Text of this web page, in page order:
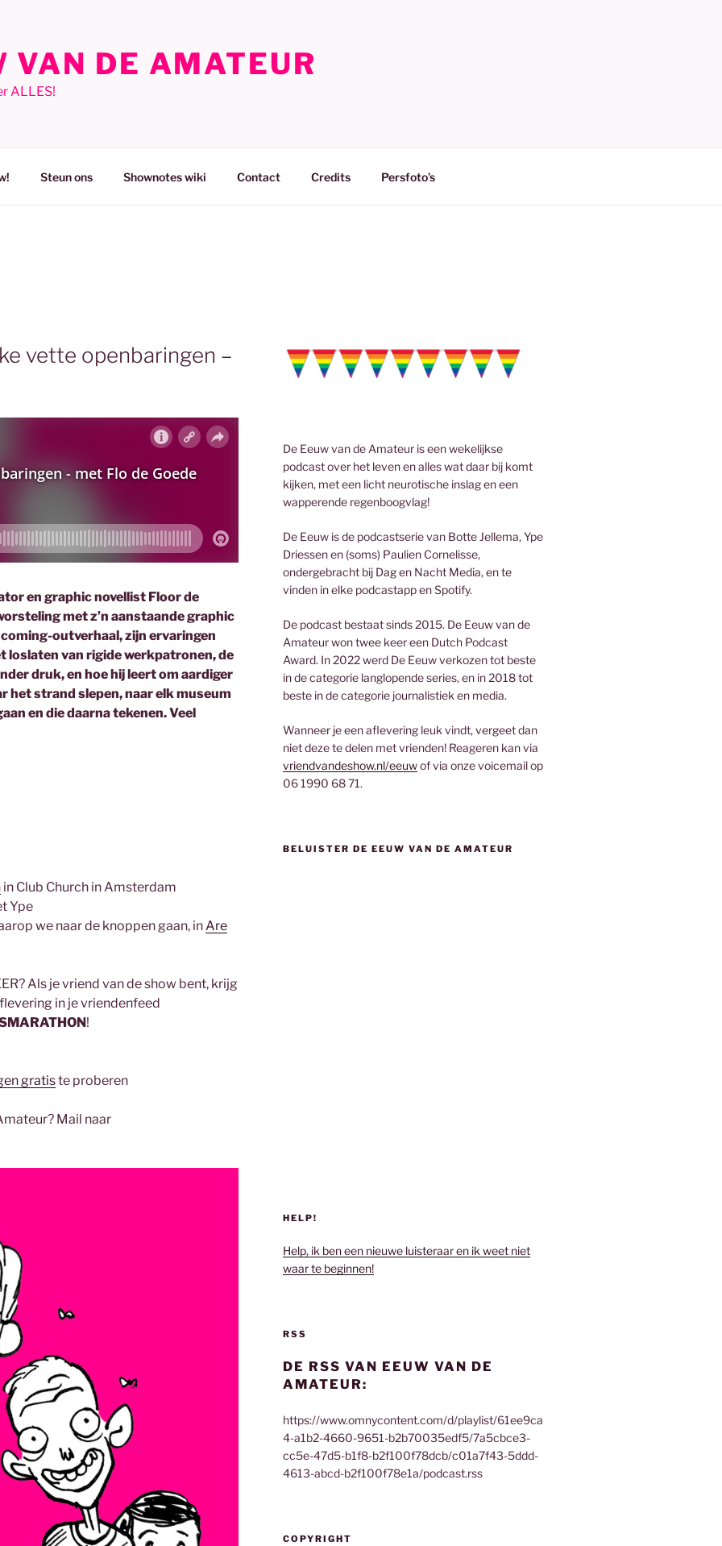
VAN DE AMATEUR
ALLES!
Steun ons Shownotes wiki Contact Credits Persfoto’s
vette openbaringen –
en graphic novellist Floor de
met z’n aanstaande graphic
outverhaal, zijn ervaringen
loslaten van rigide werkpatronen, de
druk, en hoe hij leert om aardiger
het strand slepen, naar elk museum
en die daarna tekenen. Veel
in Club Church in Amsterdam
Ype
we naar de knoppen gaan, in Are
Als je vriend van de show bent, krijg
in je vriendenfeed
!
gratiste proberen
Mail naar
De Eeuw van de Amateur is een wekelijkse
podcast over het leven en alles wat daar bij komt
kijken, met een licht neurotische inslag en een
wapperende regenboogvlag!
De Eeuw is de podcastserie van Botte Jellema, Ype
Driessen en (soms) Paulien Cornelisse,
ondergebracht bij Dag en Nacht Media, en te
vinden in elke podcastapp en Spotify.
De podcast bestaat sinds 2015. De Eeuw van de
Amateur won twee keer een Dutch Podcast
Award. In 2022 werd De Eeuw verkozen tot beste
in de categorie langlopende series, en in 2018 tot
beste in de categorie journalistiek en media.
Wanneer je een aflevering leuk vindt, vergeet dan
niet deze te delen met vrienden! Reageren kan via
vriendvandeshow.nl/eeuwof via onze voicemail op
06 1990 68 71.
BELUISTER DE EEUW VAN DE AMATEUR
HELP!
Help, ik ben een nieuwe luisteraar en ik weet niet
waar te beginnen!
RSS
DE RSS VAN EEUW VAN DE
AMATEUR:
https://www.omnycontent.com/d/playlist/61ee9ca
4-a1b2-4660-9651-b2b70035edf5/7a5cbce3-
cc5e-47d5-b1f8-b2f100f78dcb/c01a7f43-5ddd-
4613-abcd-b2f100f78e1a/podcast.rss
COPYRIGHT